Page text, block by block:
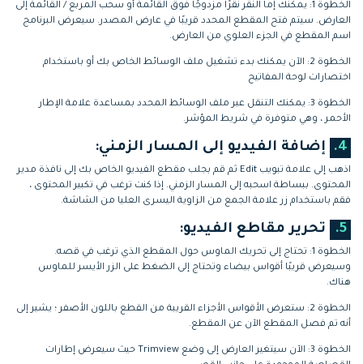
الخطوة 1: يمكنك إما النقر نقرًا مزدوجًا فوق القائمة أو سحب المربع / القائمة إلى
العارض. سيتم فتح المقطع المحدد قريبًا في عارض المصدر. سيعرض البرنامج
اسم المقطع في الجزء العلوي من العارض.
الخطوة 2: الآن يمكنك بدء تشغيل ملف الوسائط الخاص بك أو باستخدام
اختصارات لوحة المفاتيح
الخطوة 3: يمكنك التنقل عبر ملف الوسائط المحدد بمساعدة علامة الإطار
الأحمر ، وهي متوفرة في شريط المؤشر.
4. إضافة الفيديو إلى المسار الزمني:
اذهب إلى علامة تبويب Edit ثم قم بجلب مقطع الفيديو الخاص بك إلى نافذة مدير
المحتوى. ببساطة اسحبه إلى المسار الزمني. إذا كنت ترغب في تكبير المحتوى ،
فقم باستخدام زر علامة الجمع من الزاوية اليسرى العليا من الشاشة.
5. تحرير مقاطع الفيديو:
الخطوة 1: تحتاج إلى تحريك الماوس حول المقطع الذي ترغب في قصه.
وسيعرض قريبًا أقواس بيضاء وتحتاج إلى الضغط على الزر الأيسر للماوس
هناك.
الخطوة 2: ستعرض الأقواس الأجزاء القريبة من القطع باللون الأصفر ؛ يشير إلى
أنه تم فصل المقطع الآن عن المقطع.
الخطوة 3: الآن سيتغير العارض إلى وضع Trimview حيث سيعرض إطارات